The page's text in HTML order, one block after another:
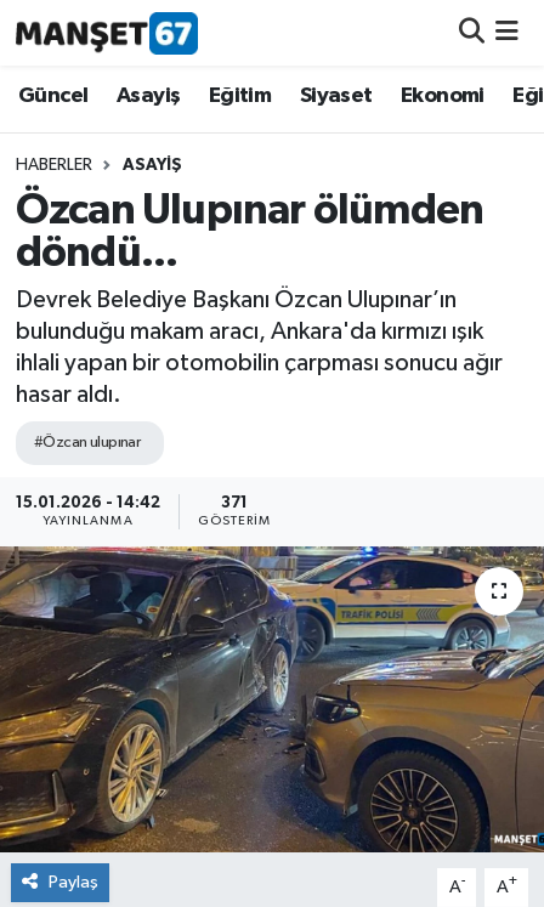
Güncel Asayiş Eğitim Siyaset Ekonomi
HABERLER ASAYIŞ
Özcan Ulupınar ölümden
döndü...
Devrek Belediye Başkanı Özcan Ulupınar’ın
bulunduğu makam aracı, Ankara'da kırmızı ışık
ihlali yapan bir otomobilin çarpması sonucu ağır
hasar aldı.
#Özcan ulupınar
15.01.2026 - 14:42
YAYINLANMA
371
GÖSTERIM
Paylaş A- A+
Güncel
Asayiş
Siyaset
Eğitim
Ekonomi
Magazin
Medya
Mizah
Röportaj
Teknoloji